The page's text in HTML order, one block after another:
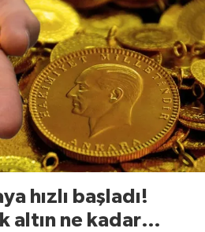
hızlı başladı!
altın ne kadar